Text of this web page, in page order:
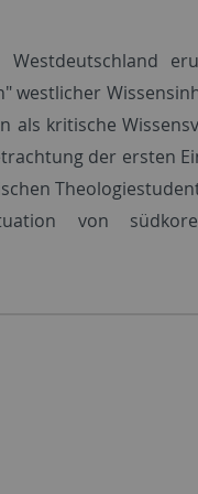
westlicher
als kritische
der ersten
von